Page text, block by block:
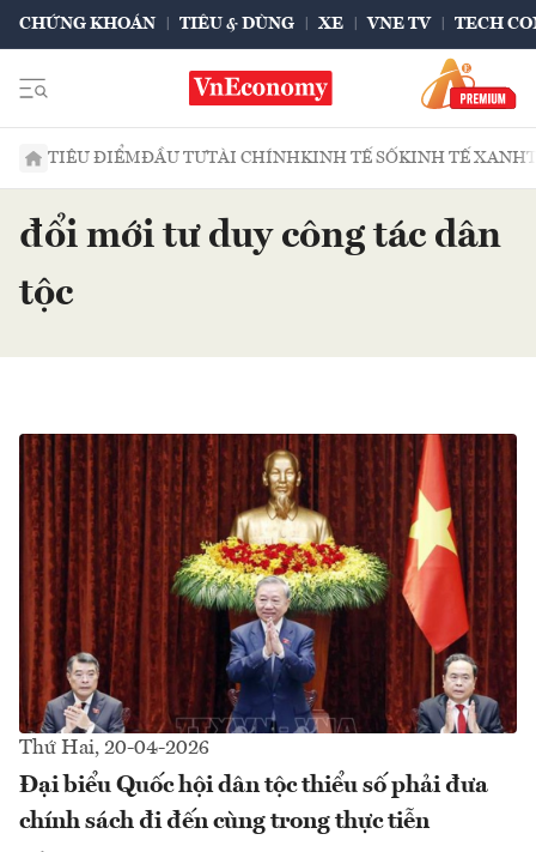
CHỨNG KHOÁN TIÊU & DÙNG XE VNE TV TECH
TIÊU ĐIỂMĐẦU TƯTÀI CHÍNHKINH TẾ SỐKINH TẾ XANH
đổi mới tư duy công tác dân
tộc
Thứ Hai, 20-04-2026
Đại biểu Quốc hội dân tộc thiểu số phải đưa
chính sách đi đến cùng trong thực tiễn